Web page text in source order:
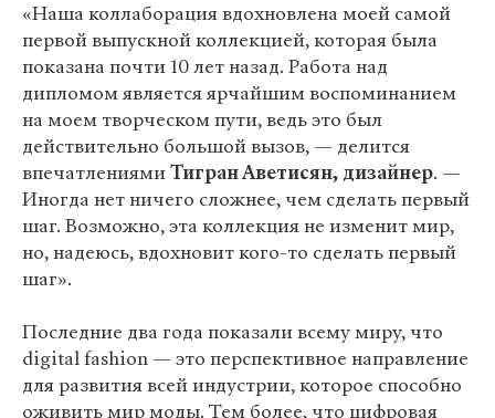
«Наша коллаборация вдохновлена моей самой
первой выпускной коллекцией, которая была
показана почти 10 лет назад. Работа над
дипломом является ярчайшим воспоминанием
на моем творческом пути, ведь это был
действительно большой вызов, — делится
впечатлениямиТигран Аветисян, дизайнер. —
Иногда нет ничего сложнее, чем сделать первый
шаг. Возможно, эта коллекция не изменит мир,
но, надеюсь, вдохновит кого-то сделать первый
шаг».
Последние два года показали всему миру, что
digital fashion — это перспективное направление
для развития всей индустрии, которое способно
оживить мир моды. Тем более, что цифровая